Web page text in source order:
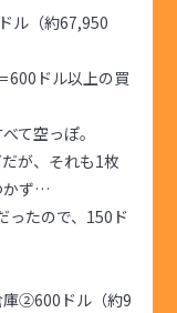
ル（約67,950
600ドル以上の買
て空っぽ。
が、それも1枚
かず…
ったので、150ド
庫②600ドル（約9